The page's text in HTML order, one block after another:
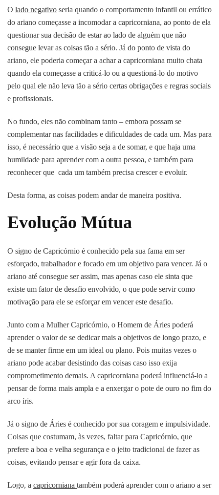
O lado negativo seria quando o comportamento infantil ou errático
do ariano começasse a incomodar a capricorniana, ao ponto de ela
questionar sua decisão de estar ao lado de alguém que não
consegue levar as coisas tão a sério. Já do ponto de vista do
ariano, ele poderia começar a achar a capricorniana muito chata
quando ela começasse a criticá-lo ou a questioná-lo do motivo
pelo qual ele não leva tão a sério certas obrigações e regras sociais
e profissionais.
No fundo, eles não combinam tanto – embora possam se
complementar nas facilidades e dificuldades de cada um. Mas para
isso, é necessário que a visão seja a de somar, e que haja uma
humildade para aprender com a outra pessoa, e também para
reconhecer que cada um também precisa crescer e evoluir.
Desta forma, as coisas podem andar de maneira positiva.
Evolução Mútua
O signo de Capricórnio é conhecido pela sua fama em ser
esforçado, trabalhador e focado em um objetivo para vencer. Já o
ariano até consegue ser assim, mas apenas caso ele sinta que
existe um fator de desafio envolvido, o que pode servir como
motivação para ele se esforçar em vencer este desafio.
Junto com a Mulher Capricórnio, o Homem de Áries poderá
aprender o valor de se dedicar mais a objetivos de longo prazo, e
de se manter firme em um ideal ou plano. Pois muitas vezes o
ariano pode acabar desistindo das coisas caso isso exija
comprometimento demais. A capricorniana poderá influenciá-lo a
pensar de forma mais ampla e a enxergar o pote de ouro no fim do
arco íris.
Já o signo de Áries é conhecido por sua coragem e impulsividade.
Coisas que costumam, às vezes, faltar para Capricórnio, que
prefere a boa e velha segurança e o jeito tradicional de fazer as
coisas, evitando pensar e agir fora da caixa.
Logo, a capricorniana também poderá aprender com o ariano a ser